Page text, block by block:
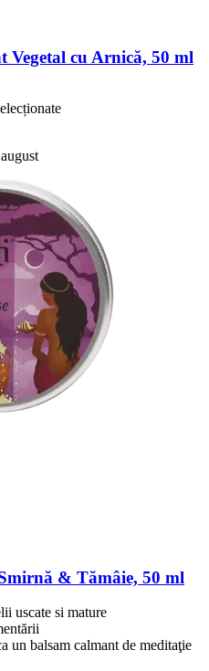
Vegetal cu Arnică, 50 ml
& Tămâie, 50 ml
uscate si mature
un balsam calmant de meditaţie